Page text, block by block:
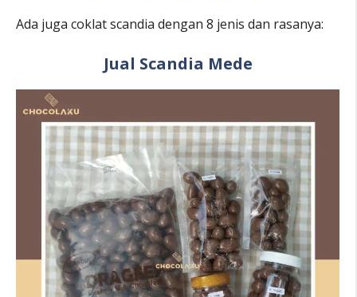
Ada juga coklat scandia dengan 8 jenis dan rasanya:
Jual Scandia Mede